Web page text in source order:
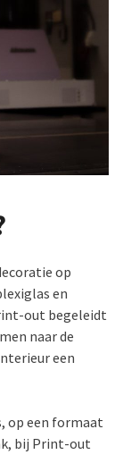
op
en
out begeleidt
naar de
een
op een formaat
bij Print-out